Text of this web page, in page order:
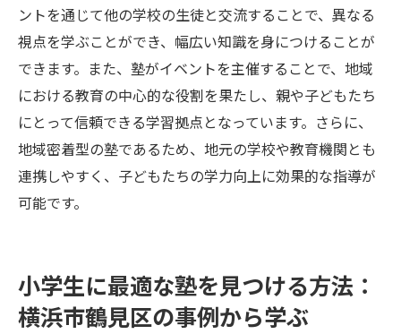
ントを通じて他の学校の生徒と交流することで、異なる
視点を学ぶことができ、幅広い知識を身につけることが
できます。また、塾がイベントを主催することで、地域
における教育の中心的な役割を果たし、親や子どもたち
にとって信頼できる学習拠点となっています。さらに、
地域密着型の塾であるため、地元の学校や教育機関とも
連携しやすく、子どもたちの学力向上に効果的な指導が
可能です。
小学生に最適な塾を見つける方法：
横浜市鶴見区の事例から学ぶ